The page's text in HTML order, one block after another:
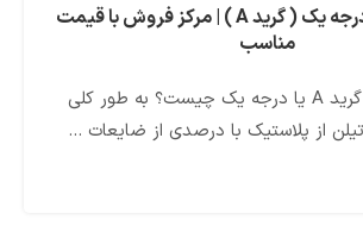
لوله پلی اتیلن درجه یک ( گرید A ) | مرکز فروش با قیمت
مناسب
لوله پلی اتیلن گرید A یا درجه یک چیست؟ به طور کلی
از پلاستیک با درصدی از ضایعات ...